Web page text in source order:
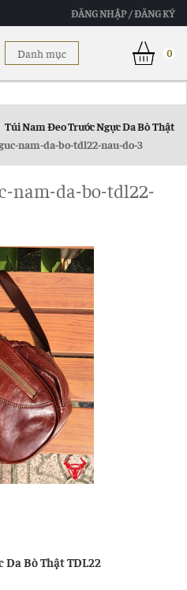
ĐĂNG NHẬP / ĐĂNG KÝ
Danh mục 0
Túi Nam Đeo Trước Ngực Da Bò Thật
nam-da-bo-tdl22-nau-do-3
nam-da-bo-tdl22-
Da Bò Thật TDL22